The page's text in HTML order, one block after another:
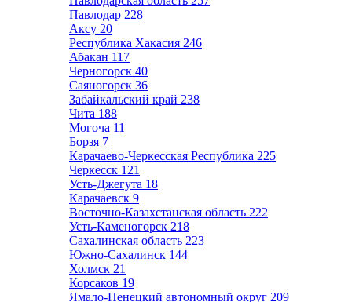
Павлодар 228
Аксу 20
Республика Хакасия 246
Абакан 117
Черногорск 40
Саяногорск 36
Забайкальский край 238
Чита 188
Могоча 11
Борзя 7
Карачаево-Черкесская Республика 225
Черкесск 121
Усть-Джегута 18
Карачаевск 9
Восточно-Казахстанская область 222
Усть-Каменогорск 218
Сахалинская область 223
Южно-Сахалинск 144
Холмск 21
Корсаков 19
Ямало-Ненецкий автономный округ 209